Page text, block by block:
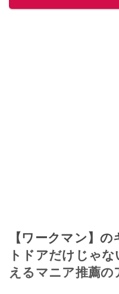
【ワークマン】
トドアだけじゃ
えるマニア推薦